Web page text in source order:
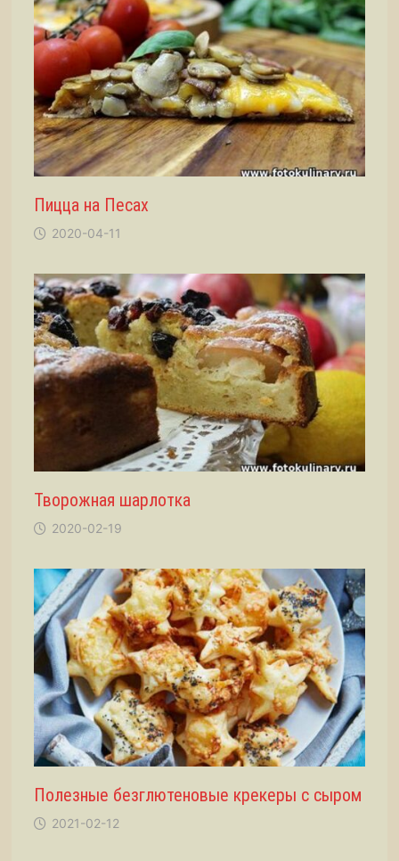
Пицца на Песах
2020-04-11
Творожная шарлотка
2020-02-19
Полезные безглютеновые крекеры с сыром
2021-02-12